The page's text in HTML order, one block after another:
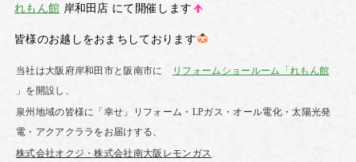
れもん館 岸和田店 にて開催します
皆様のお越しをおまちしております
当社は大阪府岸和田市と阪南市に
リフォームショールーム「れもん館
」を開設し、
泉州地域の皆様に「幸せ」リフォーム・ LPガス・オール電化・太陽光発
電・アクアクララをお届けする、
株式会社オクジ ・株式会社南大阪 レモンガス